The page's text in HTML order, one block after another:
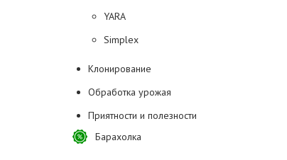
YARA
Simplex
Клонирование
Обработка урожая
Приятности и полезности
Барахолка